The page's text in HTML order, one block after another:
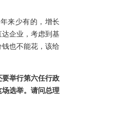
来少有的，增长
达企业，考虑到基
也不能花，该给
举行第六任行政
选举。请问总理